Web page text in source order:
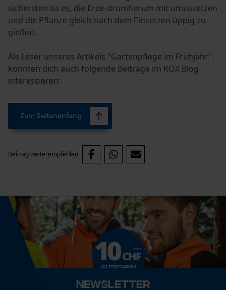
sichersten ist es, die Erde drumherum mit umzusetzen
und die Pflanze gleich nach dem Einsetzen üppig zu
gießen.
Als Leser unseres Artikels "Gartenpflege im Frühjahr",
könnten dich auch folgende Beiträge im KOX Blog
interessieren:
Zum Seitenanfang
Beitrag weiterempfehlen
Newsletter
Prüfung setzen von Cookies
Session ID
Econda Tag Manager
Statistik Cookies
Econda Analytics
Mouseflow Web Analytics Tool
Fact-Finder Tracking
Funktionale Cookies